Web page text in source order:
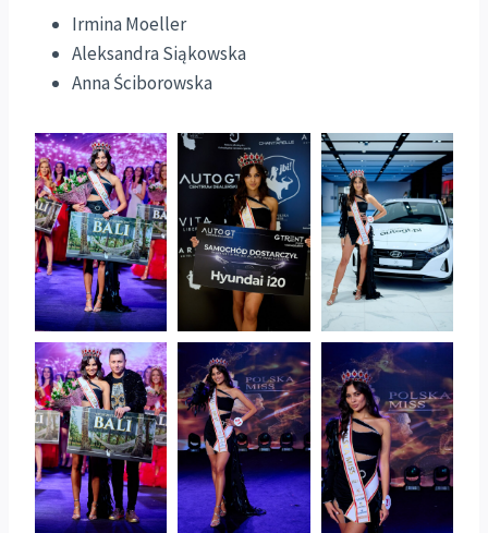
Irmina Moeller
Aleksandra Siąkowska
Anna Ściborowska